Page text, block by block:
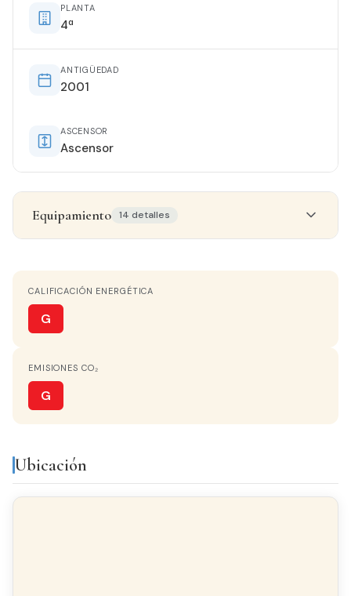
PLANTA
4ª
ANTIGÜEDAD
2001
ASCENSOR
Ascensor
Equipamiento 14 detalles
ESTADO
Sur
Cocina-Office
CALIFICACIÓN ENERGÉTICA
G
EMISIONES CO₂
G
Ubicación